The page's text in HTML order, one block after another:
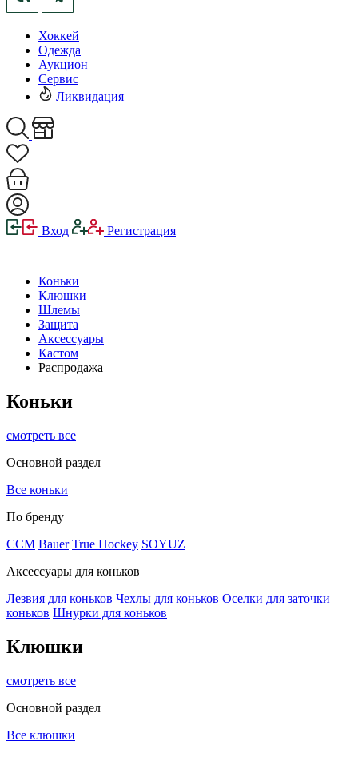
Хоккей
Одежда
Аукцион
Сервис
Ликвидация
Вход Регистрация
Коньки
Клюшки
Шлемы
Защита
Аксессуары
Кастом
Распродажа
Коньки
смотреть все
Основной раздел
Все коньки
По бренду
ССМ Bauer True Hockey SOYUZ
Аксессуары для коньков
Лезвия для коньков Чехлы для коньков Оселки для заточки
коньков Шнурки для коньков
Клюшки
смотреть все
Основной раздел
Все клюшки